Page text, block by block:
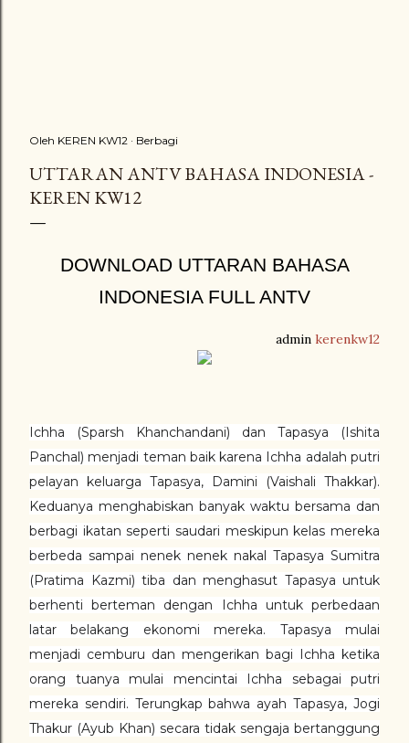
Oleh KEREN KW12 Berbagi
UTTARAN ANTV BAHASA INDONESIA -
KEREN KW12
DOWNLOAD UTTARAN BAHASA
INDONESIA FULL ANTV
admin kerenkw12
Ichha (Sparsh Khanchandani) dan Tapasya (Ishita
Panchal) menjadi teman baik karena Ichha adalah putri
pelayan keluarga Tapasya, Damini (Vaishali Thakkar).
Keduanya menghabiskan banyak waktu bersama dan
berbagi ikatan seperti saudari meskipun kelas mereka
berbeda sampai nenek nenek nakal Tapasya Sumitra
(Pratima Kazmi) tiba dan menghasut Tapasya untuk
berhenti berteman dengan Ichha untuk perbedaan
latar belakang ekonomi mereka. Tapasya mulai
menjadi cemburu dan mengerikan bagi Ichha ketika
orang tuanya mulai mencintai Ichha sebagai putri
mereka sendiri. Terungkap bahwa ayah Tapasya, Jogi
Thakur (Ayub Khan) secara tidak sengaja bertanggung